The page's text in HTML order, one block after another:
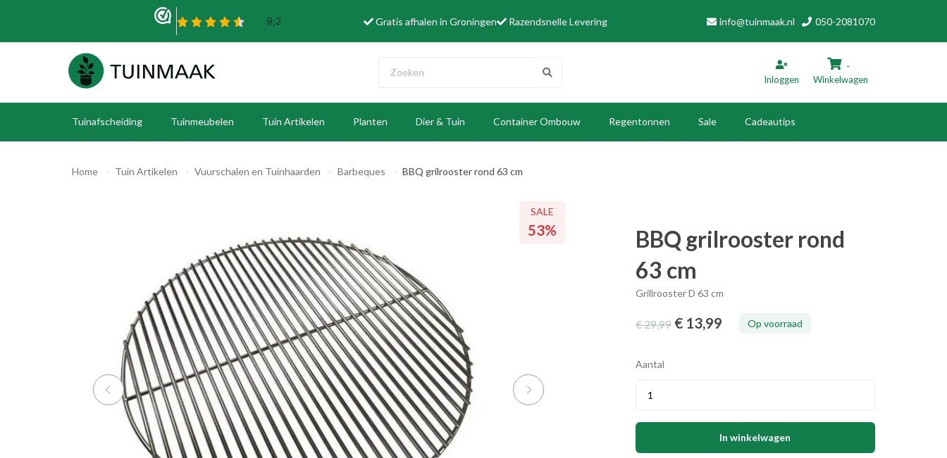
Gratis afhalen in Groningen Razendsnelle Levering info@tuinmaak.nl 050-2081070
Inloggen
-
Winkelwagen
Tuinafscheiding Tuinmeubelen Tuin Artikelen Planten Dier & Tuin Container Ombouw Regentonnen Sale Cadeautips
Vul hem met producten.
Home Tuin Artikelen Vuurschalen en Tuinhaarden Barbeques BBQ grilrooster rond 63 cm
SALE
53%
SALE
53%
SALE
53%
SALE
53%
BBQ grilrooster rond
63 cm
Grillrooster D 63 cm
€ 29,99 € 13,99 Op voorraad
Aantal
In winkelwagen